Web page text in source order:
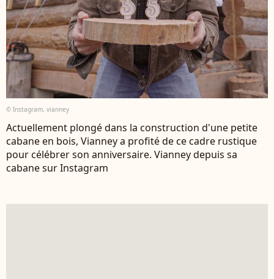
© Instagram, vianney
Actuellement plongé dans la construction d'une petite
cabane en bois, Vianney a profité de ce cadre rustique
pour célébrer son anniversaire. Vianney depuis sa
cabane sur Instagram